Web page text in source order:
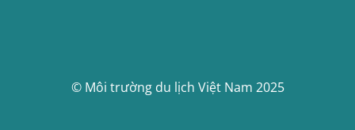
© Môi trường du lịch Việt Nam 2025